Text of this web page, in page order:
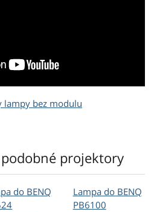
lampy bez modulu
projektory
do BENQ
Lampa do BENQ
PB6100